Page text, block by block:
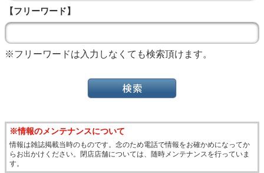
【フリーワード】
※フリーワードは入力しなくても検索頂けます。
※情報のメンテナンスについて
情報は雑誌掲載当時のものです。念のため電話で情報をお確かめになってか
らお出かけください。閉店店舗については、随時メンテナンスを行っていま
す。